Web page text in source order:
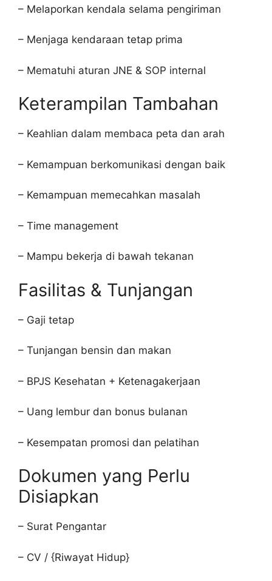
– Melaporkan kendala selama pengiriman
– Menjaga kendaraan tetap prima
– Mematuhi aturan JNE & SOP internal
Keterampilan Tambahan
– Keahlian dalam membaca peta dan arah
– Kemampuan berkomunikasi dengan baik
– Kemampuan memecahkan masalah
– Time management
– Mampu bekerja di bawah tekanan
Fasilitas & Tunjangan
– Gaji tetap
– Tunjangan bensin dan makan
– BPJS Kesehatan + Ketenagakerjaan
– Uang lembur dan bonus bulanan
– Kesempatan promosi dan pelatihan
Dokumen yang Perlu
Disiapkan
– Surat Pengantar
– CV / {Riwayat Hidup}